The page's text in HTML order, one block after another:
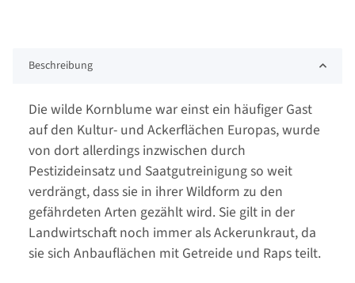
Beschreibung
Die wilde Kornblume war einst ein häufiger Gast
auf den Kultur- und Ackerflächen Europas, wurde
von dort allerdings inzwischen durch
Pestizideinsatz und Saatgutreinigung so weit
verdrängt, dass sie in ihrer Wildform zu den
gefährdeten Arten gezählt wird. Sie gilt in der
Landwirtschaft noch immer als Ackerunkraut, da
sie sich Anbauflächen mit Getreide und Raps teilt.